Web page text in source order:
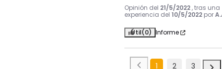
Opinión del 21/5/2022 , tras una
experiencia del 10/5/2022 por
Útil(0) Informe
1 2 3